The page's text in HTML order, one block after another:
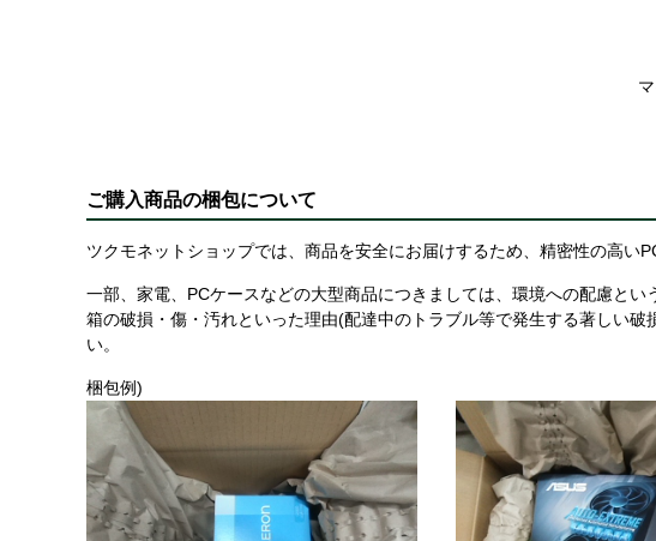
ご購入商品の梱包について
ツクモネットショップでは、商品を安全にお届けするため、精密性の高い
一部、家電、PCケースなどの大型商品につきましては、環境への配慮と
箱の破損・傷・汚れといった理由(配達中のトラブル等で発生する著しい
い。
梱包例)